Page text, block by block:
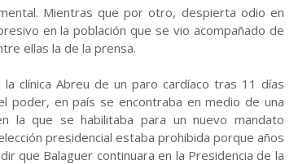
Mientras que por otro, despierta odio en
en la población que se vio acompañado de
ellas la de la prensa.
clínica Abreu de un paro cardíaco tras 11 días
poder, en país se encontraba en medio de una
la que se habilitaba para un nuevo mandato
presidencial estaba prohibida porque años
que Balaguer continuara en la Presidencia de la